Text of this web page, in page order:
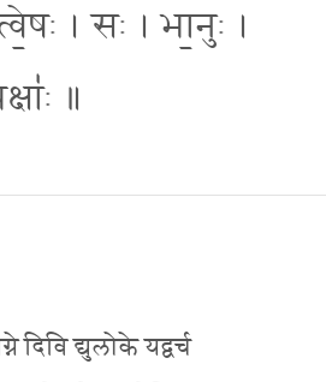
। सः । भा॒नुः ।
॥
द्युलोके यद्वर्च